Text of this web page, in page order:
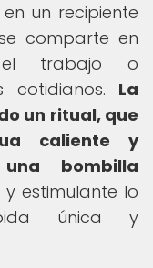
un recipiente
comparte en
el trabajo o
cotidianos. La
un ritual, que
caliente y
bombilla
estimulante lo
única y